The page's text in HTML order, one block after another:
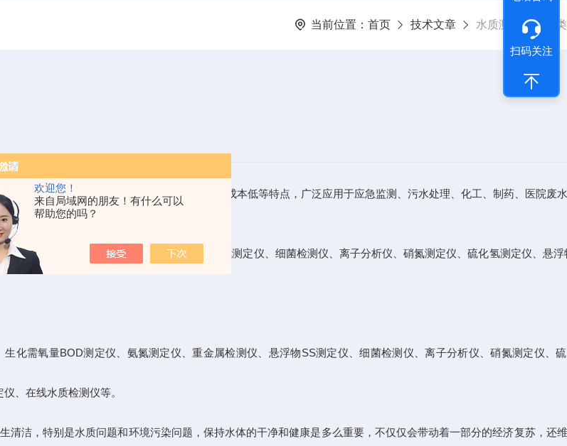
欢迎您！
来自局域网的朋友！有什么可以
帮助您的吗？
当前位置： 首页 技术文章 水质测定仪的种
污染有效评估。以其检测快速、操作简单、成本低等特点，广泛应用于应急监测、污水处理、化工、制药、医院废
用。
COD测定仪、生化需氧量BOD测定仪、氨氮测定仪、细菌检测仪、离子分析仪、硝氮测定仪、硫化氢测定仪、悬浮
需氧量BOD测定仪、氨氮测定仪、重金属检测仪、悬浮物SS测定仪、细菌检测仪、离子分析仪、硝氮测定仪、
、在线水质检测仪等。
洁，特别是水质问题和环境污染问题，保持水体的干净和健康是多么重要，不仅仅会带动着一部分的经济复苏，还
扫码关注